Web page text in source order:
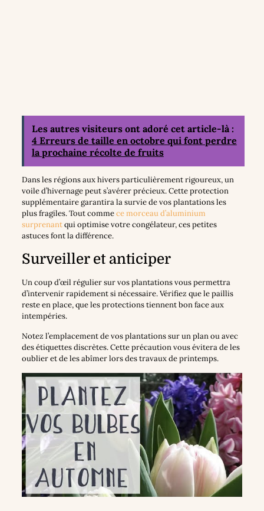
Les autres visiteurs ont adoré cet article-là :
4 Erreurs de taille en octobre qui font perdre
la prochaine récolte de fruits
Dans les régions aux hivers particulièrement rigoureux, un
voile d’hivernage peut s’avérer précieux. Cette protection
supplémentaire garantira la survie de vos plantations les
plus fragiles. Tout commece morceau d’aluminium
surprenantqui optimise votre congélateur, ces petites
astuces font la différence.
Surveiller et anticiper
Un coup d’œil régulier sur vos plantations vous permettra
d’intervenir rapidement si nécessaire. Vérifiez que le paillis
reste en place, que les protections tiennent bon face aux
intempéries.
Notez l’emplacement de vos plantations sur un plan ou avec
des étiquettes discrètes. Cette précaution vous évitera de les
oublier et de les abîmer lors des travaux de printemps.